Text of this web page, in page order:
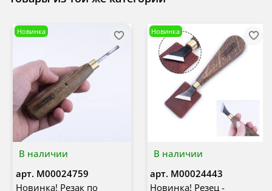
В наличии
Новинка
арт. М00024759
Новинка! Резак по
В наличии
Новинка
арт. М00024443
Новинка! Резец -